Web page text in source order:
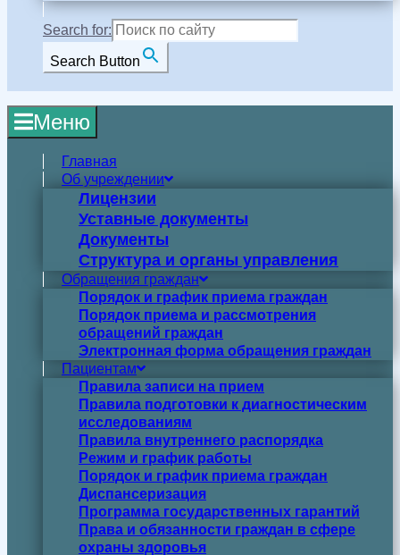
Search for:
Search Button
Меню
Главная
Об учреждении
Лицензии
Уставные документы
Документы
Структура и органы управления
Обращения граждан
Порядок и график приема граждан
Порядок приема и рассмотрения
обращений граждан
Электронная форма обращения граждан
Пациентам
Правила записи на прием
Правила подготовки к диагностическим
исследованиям
Правила внутреннего распорядка
Режим и график работы
Порядок и график приема граждан
Диспансеризация
Программа государственных гарантий
Права и обязанности граждан в сфере
охраны здоровья